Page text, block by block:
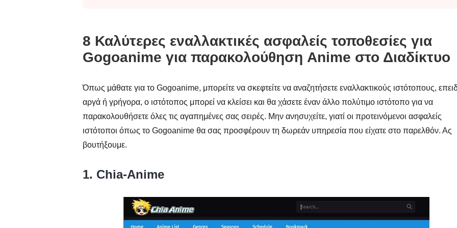
8 Καλύτερες εναλλακτικές ασφαλείς τοποθεσίες για
Gogoanime για παρακολούθηση Anime στο Διαδίκτυο
Όπως μάθατε για το Gogoanime, μπορείτε να σκεφτείτε να αναζητήσετε εναλλακτικούς ιστότοπους,
αργά ή γρήγορα, ο ιστότοπος μπορεί να κλείσει και θα χάσετε έναν άλλο πολύτιμο ιστότοπο για να
παρακολουθήσετε όλες τις αγαπημένες σας σειρές. Μην ανησυχείτε, γιατί οι προτεινόμενοι ασφαλείς
ιστότοποι όπως το Gogoanime θα σας προσφέρουν τη δωρεάν υπηρεσία που είχατε στο παρελθόν. Ας
βουτήξουμε.
1. Chia-Anime